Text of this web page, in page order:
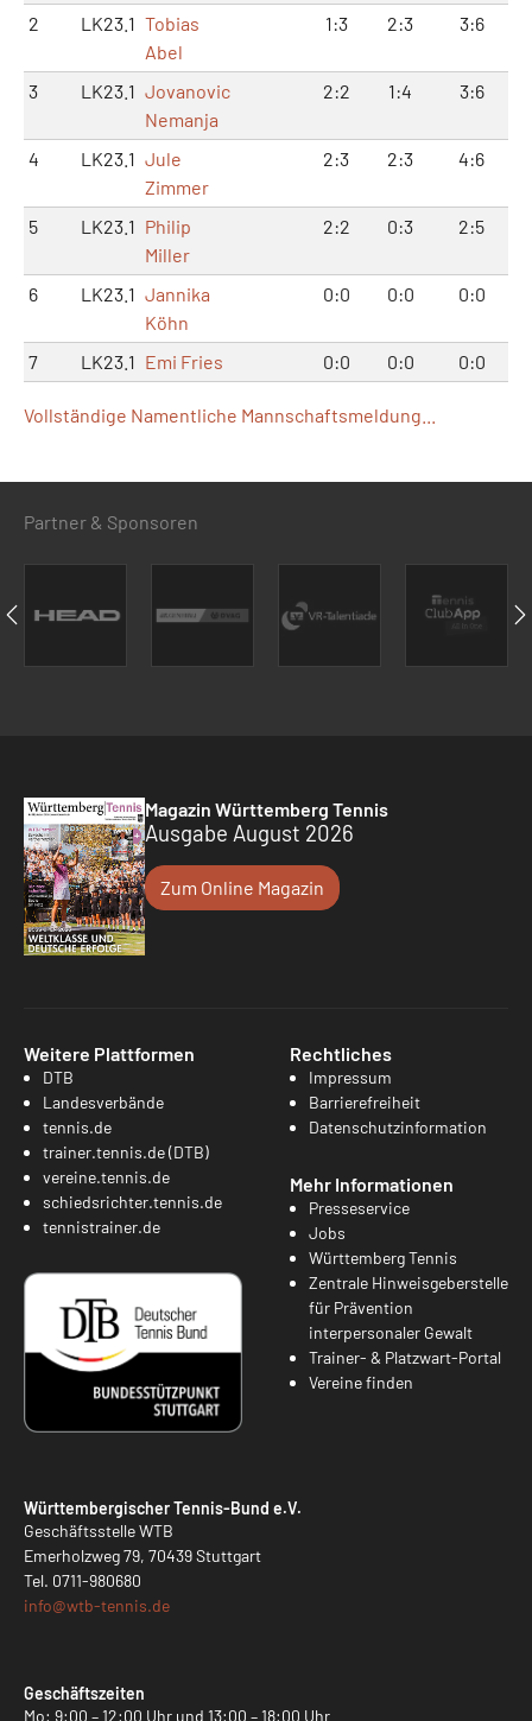
2 LK23.1 Tobias
Abel
1:3 2:3 3:6
3 LK23.1 Jovanovic
Nemanja
2:2 1:4 3:6
4 LK23.1 Jule
Zimmer
2:3 2:3 4:6
5 LK23.1 Philip
Miller
2:2 0:3 2:5
6 LK23.1 Jannika
Köhn
0:0 0:0 0:0
7 LK23.1 Emi Fries 0:0 0:0 0:0
Vollständige Namentliche Mannschaftsmeldung...
Partner & Sponsoren
Magazin Württemberg Tennis
Ausgabe August 2026
Zum Online Magazin
Weitere Plattformen
DTB
Landesverbände
tennis.de
trainer.tennis.de (DTB)
vereine.tennis.de
schiedsrichter.tennis.de
tennistrainer.de
Rechtliches
Impressum
Barrierefreiheit
Datenschutzinformation
Mehr Informationen
Presseservice
Jobs
Württemberg Tennis
Zentrale Hinweisgeberstelle
für Prävention
interpersonaler Gewalt
Trainer- & Platzwart-Portal
Vereine finden
Württembergischer Tennis-Bund e.V.
Geschäftsstelle WTB
Emerholzweg 79, 70439 Stuttgart
Tel. 0711-980680
info@wtb-tennis.de
Geschäftszeiten
Mo: 9:00 – 12:00 Uhr und 13:00 – 18:00 Uhr